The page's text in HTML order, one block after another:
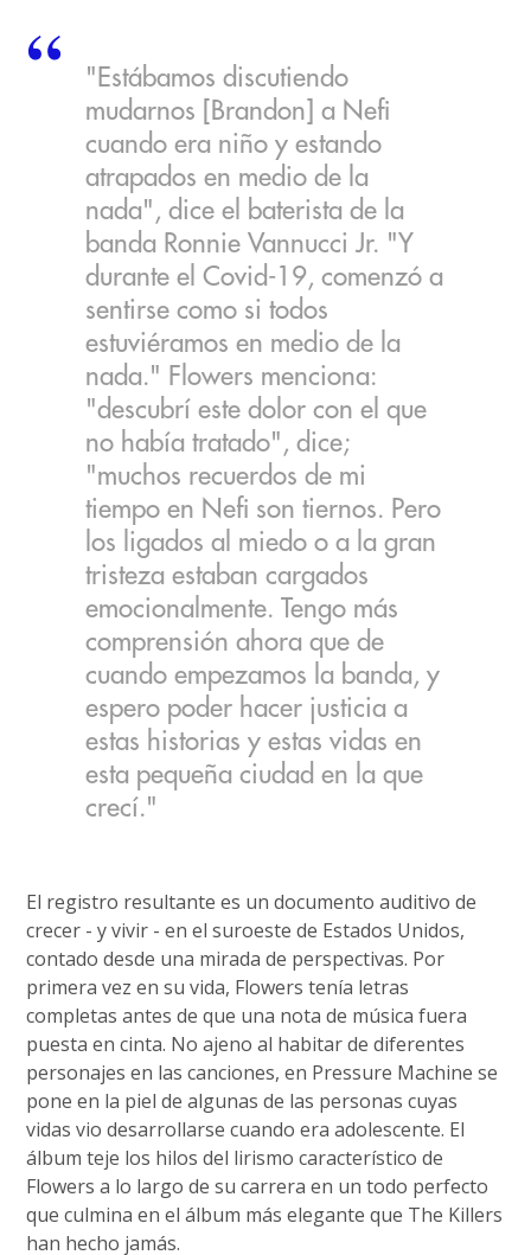
"Estábamos discutiendo
mudarnos [Brandon] a Nefi
cuando era niño y estando
atrapados en medio de la
nada", dice el baterista de la
banda Ronnie Vannucci Jr. "Y
durante el Covid-19, comenzó a
sentirse como si todos
estuviéramos en medio de la
nada." Flowers menciona:
"descubrí este dolor con el que
no había tratado", dice;
"muchos recuerdos de mi
tiempo en Nefi son tiernos. Pero
los ligados al miedo o a la gran
tristeza estaban cargados
emocionalmente. Tengo más
comprensión ahora que de
cuando empezamos la banda, y
espero poder hacer justicia a
estas historias y estas vidas en
esta pequeña ciudad en la que
crecí."
El registro resultante es un documento auditivo de
crecer - y vivir - en el suroeste de Estados Unidos,
contado desde una mirada de perspectivas. Por
primera vez en su vida, Flowers tenía letras
completas antes de que una nota de música fuera
puesta en cinta. No ajeno al habitar de diferentes
personajes en las canciones, en Pressure Machine se
pone en la piel de algunas de las personas cuyas
vidas vio desarrollarse cuando era adolescente. El
álbum teje los hilos del lirismo característico de
Flowers a lo largo de su carrera en un todo perfecto
que culmina en el álbum más elegante que The Killers
han hecho jamás.